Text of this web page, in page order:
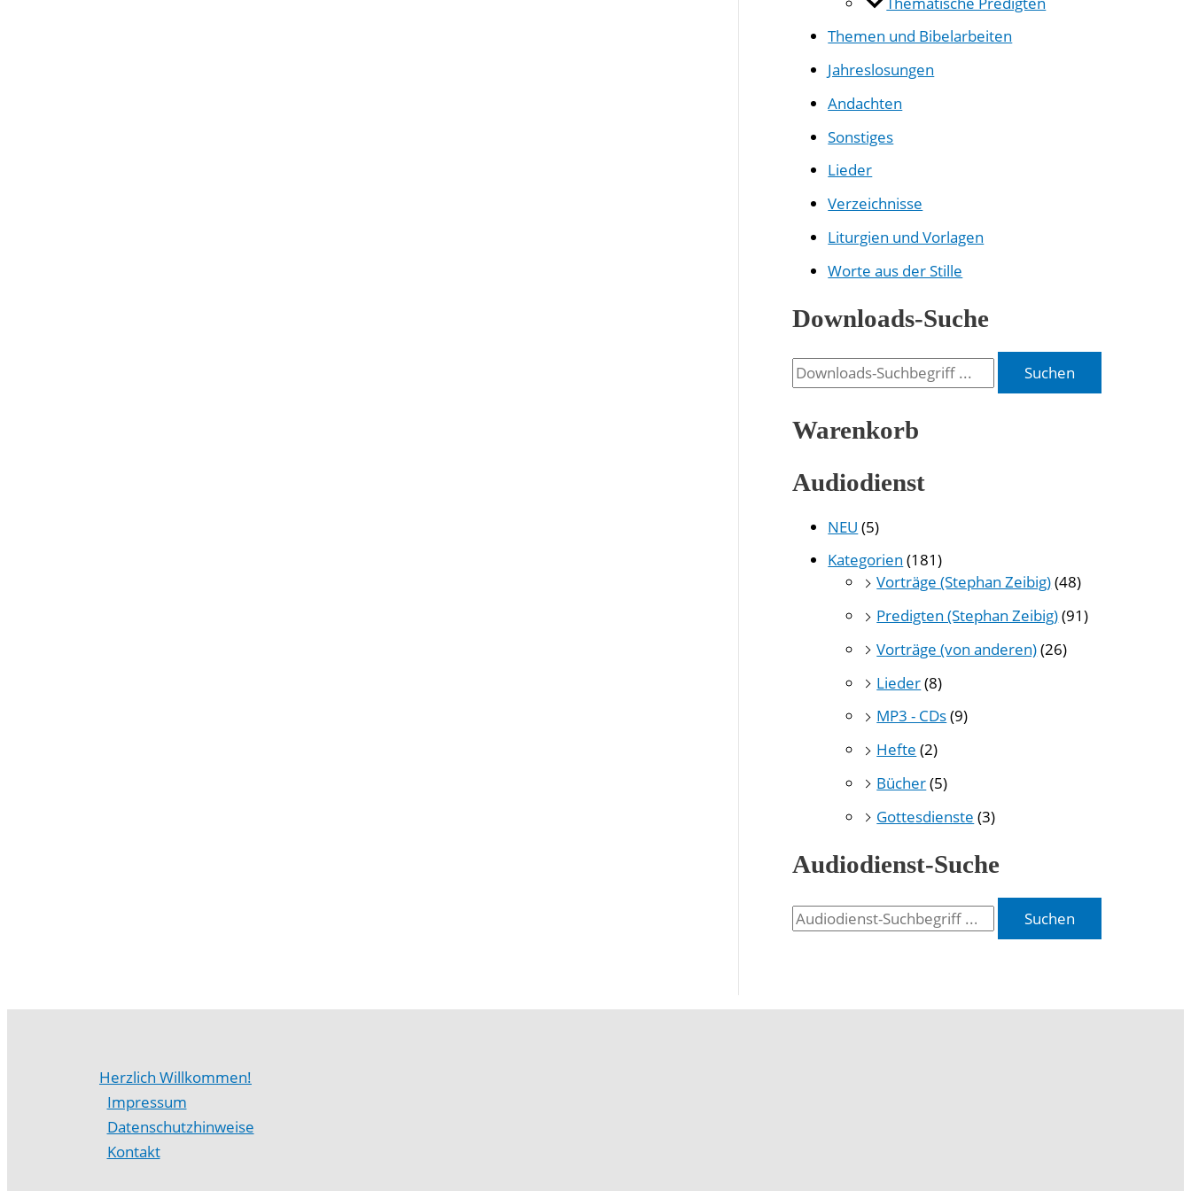
Themen und Bibelarbeiten
Jahreslosungen
Andachten
Sonstiges
Lieder
Verzeichnisse
Liturgien und Vorlagen
Worte aus der Stille
Downloads-Suche
Suchen
Warenkorb
Audiodienst
NEU (5)
Kategorien (181)
Vorträge (Stephan Zeibig)(48)
Predigten (Stephan Zeibig)(91)
Vorträge (von anderen)(26)
Lieder(8)
MP3 - CDs(9)
Hefte (2)
Bücher(5)
Gottesdienste (3)
Audiodienst-Suche
Suchen
Herzlich Willkommen!
Impressum
Datenschutzhinweise
Kontakt